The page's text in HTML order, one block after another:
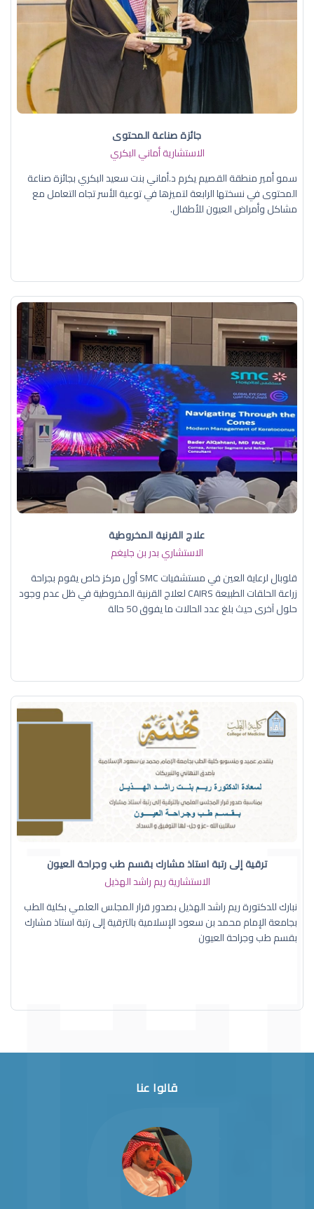
جائزة صناعة المحتوى
الاستشارية أماني البكري
سمو أمير منطقة القصيم يكرم د.أماني بنت سعيد البكري بجائزة صناعة
المحتوى في نسختها الرابعة لتميزها في توعية الأسر تجاه التعامل مع
مشاكل وأمراض العيون للأطفال.
علاج القرنية المخروطية
الاستشاري بدر بن جليغم
قلوبال لرعاية العين في مستشفيات SMC أول مركز خاص يقوم بجراحة
زراعة الحلقات الطبيعة CAIRS لعلاج القرنية المخروطية في ظل عدم وجود
حلول آخرى حيث بلغ عدد الحالات ما يفوق 50 حالة
ترقية إلى رتبة استاذ مشارك بقسم طب وجراحة العيون
الاستشارية ريم راشد الهذيل
نبارك للدكتورة ريم راشد الهذيل بصدور قرار المجلس العلمي بكلية الطب
بجامعة الإمام محمد بن سعود الإسلامية بالترقية إلى رتبة استاذ مشارك
بقسم طب وجراحة العيون
قالوا عنا